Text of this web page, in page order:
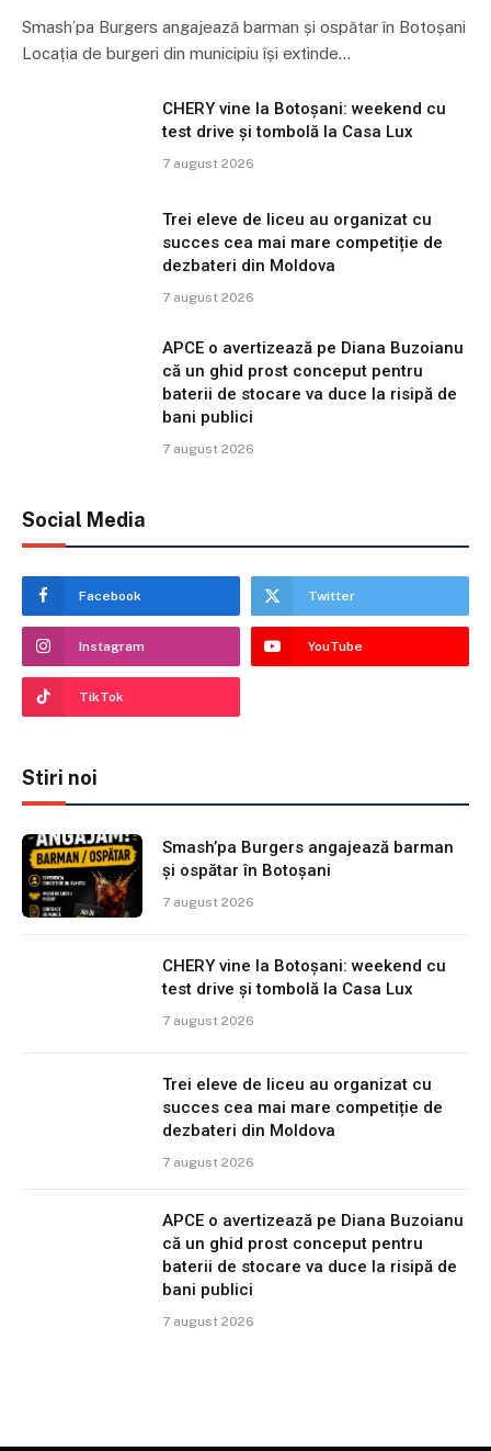
Smash’pa Burgers angajează barman și ospătar în Botoșani
Locația de burgeri din municipiu își extinde…
CHERY vine la Botoșani: weekend cu
test drive și tombolă la Casa Lux
7 august 2026
Trei eleve de liceu au organizat cu
succes cea mai mare competiție de
dezbateri din Moldova
7 august 2026
APCE o avertizează pe Diana Buzoianu
că un ghid prost conceput pentru
baterii de stocare va duce la risipă de
bani publici
7 august 2026
Social Media
Facebook Twitter
Instagram YouTube
TikTok
Stiri noi
Smash’pa Burgers angajează barman
și ospătar în Botoșani
7 august 2026
CHERY vine la Botoșani: weekend cu
test drive și tombolă la Casa Lux
7 august 2026
Trei eleve de liceu au organizat cu
succes cea mai mare competiție de
dezbateri din Moldova
7 august 2026
APCE o avertizează pe Diana Buzoianu
că un ghid prost conceput pentru
baterii de stocare va duce la risipă de
bani publici
7 august 2026